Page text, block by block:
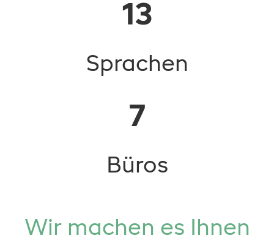
13
Sprachen
7
Büros
Wir machen es Ihnen